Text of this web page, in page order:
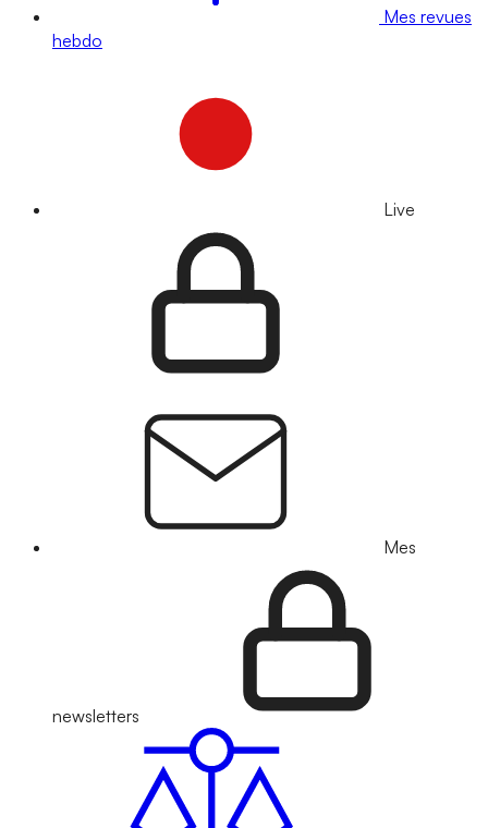
Mes revues
hebdo
Live
Mes
newsletters